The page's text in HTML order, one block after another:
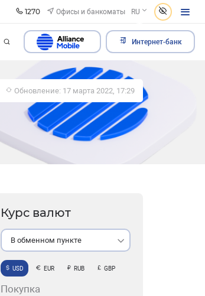
1270 Офисы и банкоматы RU
Интернет-банк
Обновление: 17 марта 2022, 17:29
Курс валют
В обменном пункте
USD EUR RUB GBP
Покупка